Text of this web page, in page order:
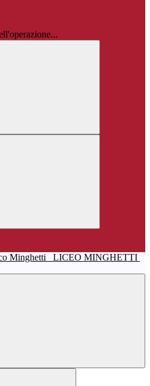
LICEO MINGHETTI